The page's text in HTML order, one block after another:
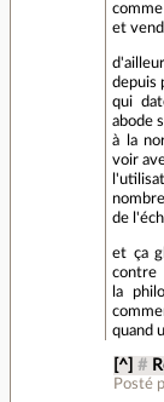
et
depuis
qui
abode
à la
voir
de
et ça
contre
la
quand
[^] #
Posté